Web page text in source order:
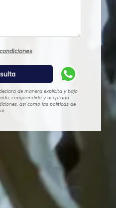
de manera explícita y bajo
comprendido y aceptado
así como las políticas de